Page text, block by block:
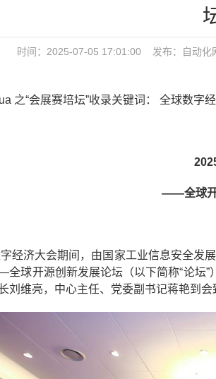
时间：2025-07-05 17:01:00 发布： 自动化
之“会展赛培坛”收录关键词： 全球数
——全球开
经济大会期间，由国家工业信息安全发
球开源创新发展论坛（以下简称“论坛”
刘维亮，中心主任、党委副书记蒋艳到